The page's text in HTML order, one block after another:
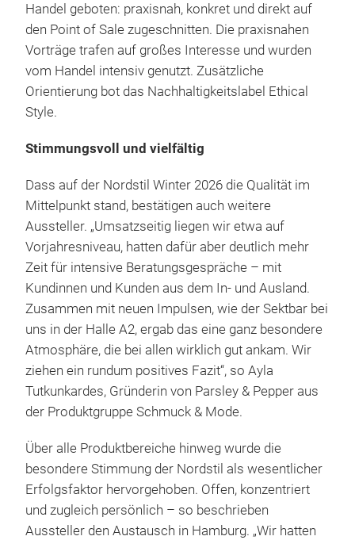
Handel geboten: praxisnah, konkret und direkt auf
den Point of Sale zugeschnitten. Die praxisnahen
Vorträge trafen auf großes Interesse und wurden
vom Handel intensiv genutzt. Zusätzliche
Orientierung bot das Nachhaltigkeitslabel Ethical
Style.
Stimmungsvoll und vielfältig
Dass auf der Nordstil Winter 2026 die Qualität im
Mittelpunkt stand, bestätigen auch weitere
Aussteller. „Umsatzseitig liegen wir etwa auf
Vorjahresniveau, hatten dafür aber deutlich mehr
Zeit für intensive Beratungsgespräche – mit
Kundinnen und Kunden aus dem In- und Ausland.
Zusammen mit neuen Impulsen, wie der Sektbar bei
uns in der Halle A2, ergab das eine ganz besondere
Atmosphäre, die bei allen wirklich gut ankam. Wir
ziehen ein rundum positives Fazit“, so Ayla
Tutkunkardes, Gründerin von Parsley & Pepper aus
der Produktgruppe Schmuck & Mode.
Über alle Produktbereiche hinweg wurde die
besondere Stimmung der Nordstil als wesentlicher
Erfolgsfaktor hervorgehoben. Offen, konzentriert
und zugleich persönlich – so beschrieben
Aussteller den Austausch in Hamburg. „Wir hatten